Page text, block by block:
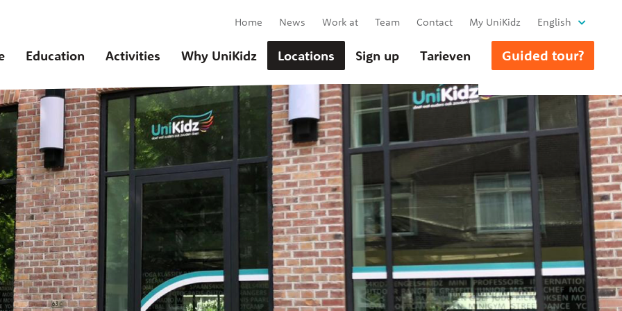
Education Activities Why UniKidz Locations Sign up Tarieven Guided tour?
Home News Work at Team Contact My UniKidz English